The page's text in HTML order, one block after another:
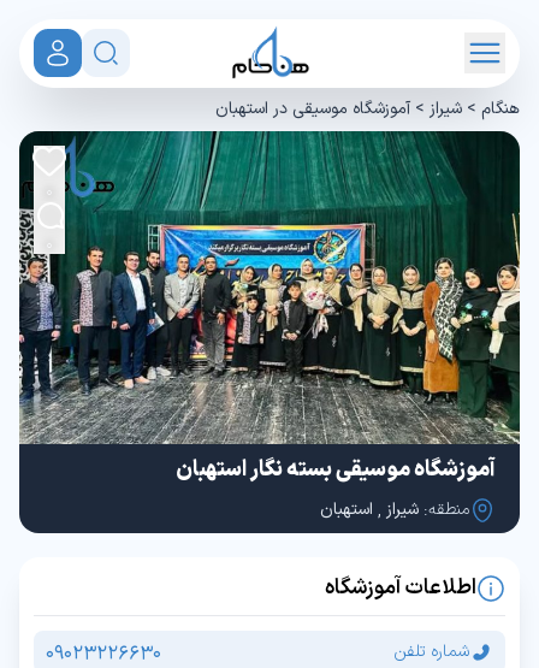
هنگام > شیراز >آموزشگاه موسیقی در استهبان
آموزشگاه موسیقی بسته نگار استهبان
منطقه: شیراز , استهبان
اطلاعات آموزشگاه
شماره تلفن 09023226630